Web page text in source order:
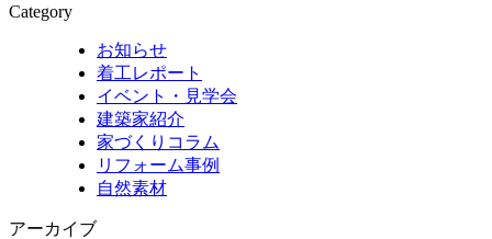
Category
お知らせ
着工レポート
イベント・見学会
建築家紹介
家づくりコラム
リフォーム事例
自然素材
アーカイブ